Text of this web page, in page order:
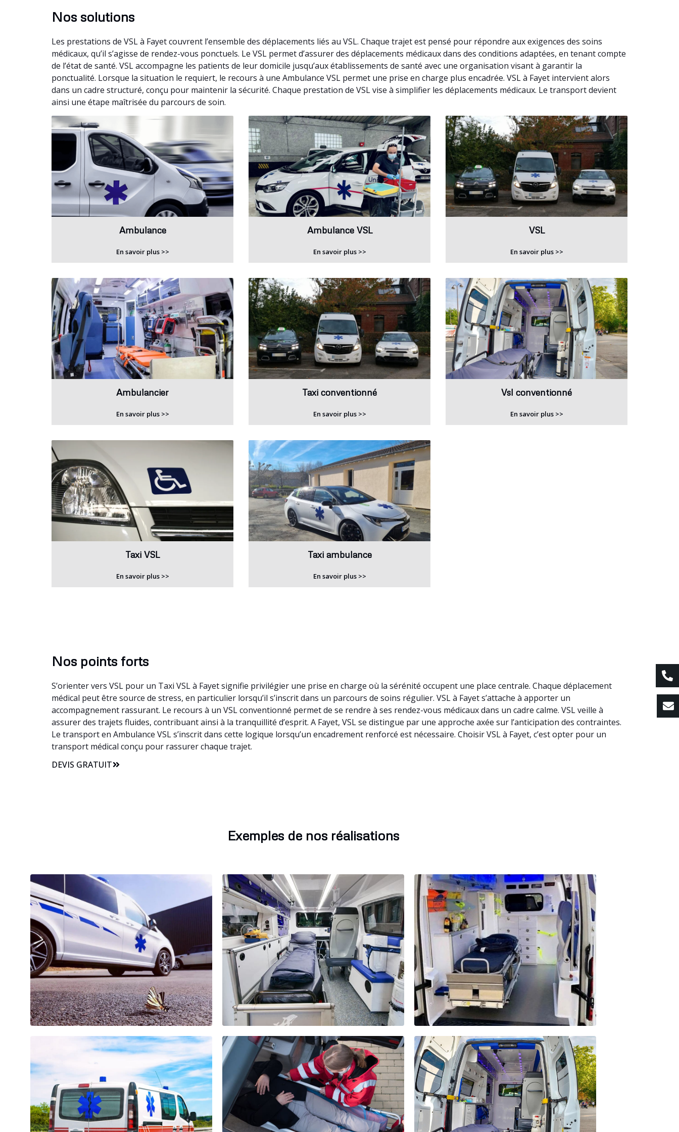
Nos solutions
Les prestations de VSL à Fayet couvrent l’ensemble des déplacements liés au VSL. Chaque trajet est pensé pour répondre aux exigences des soins
médicaux, qu’il s’agisse de rendez-vous ponctuels. Le VSL permet d’assurer des déplacements médicaux dans des conditions adaptées, en tenant compte
de l’état de santé. VSL accompagne les patients de leur domicile jusqu’aux établissements de santé avec une organisation visant à garantir la
ponctualité. Lorsque la situation le requiert, le recours à une Ambulance VSL permet une prise en charge plus encadrée. VSL à Fayet intervient alors
dans un cadre structuré, conçu pour maintenir la sécurité. Chaque prestation de VSL vise à simplifier les déplacements médicaux. Le transport devient
ainsi une étape maîtrisée du parcours de soin.
Ambulance
En savoir plus >>
Ambulance VSL
En savoir plus >>
VSL
En savoir plus >>
Ambulancier
En savoir plus >>
Taxi conventionné
En savoir plus >>
Vsl conventionné
En savoir plus >>
Taxi VSL
En savoir plus >>
Taxi ambulance
En savoir plus >>
Nos points forts
S’orienter vers VSL pour un Taxi VSL à Fayet signifie privilégier une prise en charge où la sérénité occupent une place centrale. Chaque déplacement
médical peut être source de stress, en particulier lorsqu’il s’inscrit dans un parcours de soins régulier. VSL à Fayet s’attache à apporter un
accompagnement rassurant. Le recours à un VSL conventionné permet de se rendre à ses rendez-vous médicaux dans un cadre calme. VSL veille à
assurer des trajets fluides, contribuant ainsi à la tranquillité d’esprit. A Fayet, VSL se distingue par une approche axée sur l’anticipation des contraintes.
Le transport en Ambulance VSL s’inscrit dans cette logique lorsqu’un encadrement renforcé est nécessaire. Choisir VSL à Fayet, c’est opter pour un
transport médical conçu pour rassurer chaque trajet.
DEVIS GRATUIT
Exemples de nos réalisations